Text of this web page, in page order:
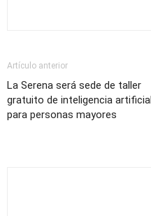
Artículo anterior
La Serena será sede de taller
gratuito de inteligencia artificial
para personas mayores